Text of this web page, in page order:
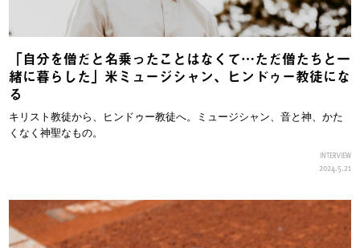
「自分を僧だと名乗ったことはなくて…ただ僧たちと一
緒に暮らした」米ミュージシャン、ヒンドゥー教徒にな
る
キリスト教徒から、ヒンドゥー教徒へ。ミュージシャン、音と神、かた
くなく神聖なもの。
INTERVIEW
2024.5.21